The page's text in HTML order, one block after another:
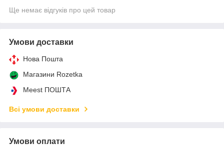
Ще немає відгуків про цей товар
Умови доставки
Нова Пошта
Магазини Rozetka
Meest ПОШТА
Всі умови доставки
Умови оплати